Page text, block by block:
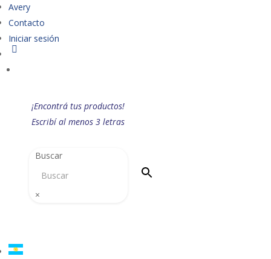
Avery
Contacto
Iniciar sesión
¡Encontrá tus productos!
Escribí al menos 3 letras
Buscar
×